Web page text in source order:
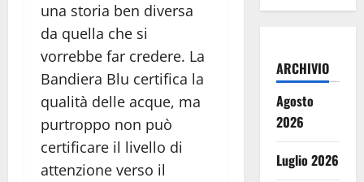
una storia ben diversa
da quella che si
vorrebbe far credere. La
Bandiera Blu certifica la
qualità delle acque, ma
purtroppo non può
certificare il livello di
attenzione verso il
ARCHIVIO
Agosto
2026
Luglio 2026